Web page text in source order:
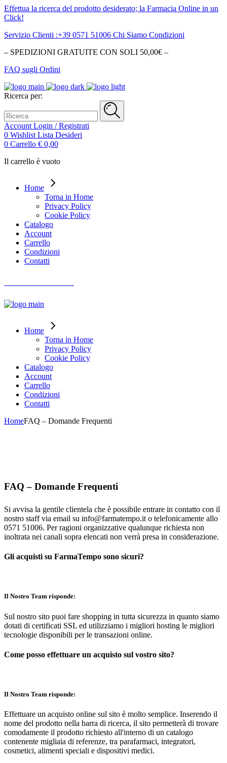
Effettua la ricerca del prodotto desiderato; la Farmacia Online in un
Click!
Servizio Clienti :+39 0571 51006 Chi Siamo Condizioni
– SPEDIZIONI GRATUITE CON SOLI 50,00€ –
FAQ sugli Ordini
Ricerca per:
Account Login / Registrati
0 Wishlist Lista Desideri
0 Carrello € 0,00
Il carrello è vuoto
Home
Torna in Home
Privacy Policy
Cookie Policy
Catalogo
Account
Carrello
Condizioni
Contatti
Home
Torna in Home
Privacy Policy
Cookie Policy
Catalogo
Account
Carrello
Condizioni
Contatti
HomeFAQ – Domande Frequenti
FAQ – Domande Frequenti
Si avvisa la gentile clientela che è possibile entrare in contatto con il
nostro staff via email su info@farmatempo.it o telefonicamente allo
0571 51006. Per ragioni organizzative qualunque richiesta non
inoltrata nei canali sopra elencati non verrà presa in considerazione.
Gli acquisti su FarmaTempo sono sicuri?
Il Nostro Team risponde:
Sul nostro sito puoi fare shopping in tutta sicurezza in quanto siamo
dotati di certificati SSL ed utilizziamo i migliori hosting le migliori
tecnologie disponibili per le transazioni online.
Come posso effettuare un acquisto sul vostro sito?
Il Nostro Team risponde:
Effettuare un acquisto online sul sito è molto semplice. Inserendo il
nome del prodotto nella barra di ricerca, il sito permetterà di trovare
comodamente il prodotto richiesto all'interno di un catalogo
contenente migliaia di referenze, tra parafarmaci, integratori,
cosmetici, alimenti speciali e dispositivi medici.